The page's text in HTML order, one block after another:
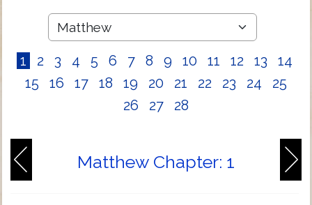
1 2 3 4 5 6 7 8 9 10 11 12 13
14
15
16 17 18 19 20 21 22 23 24
25
26
27 28
Matthew Chapter: 1